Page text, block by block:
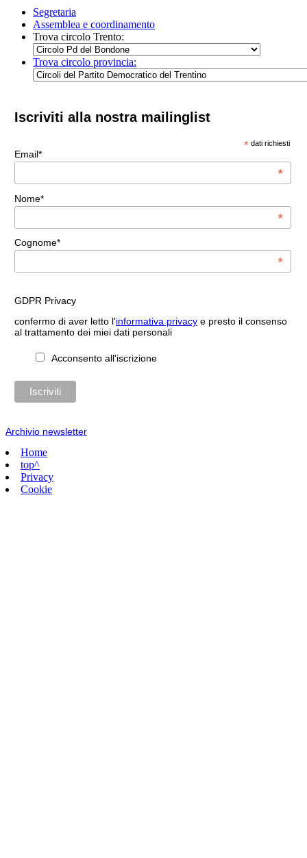
Segretaria
Assemblea e coordinamento
Trova circolo Trento:
Trova circolo provincia:
Iscriviti alla nostra mailinglist
* dati richiesti
Email*
*
Nome*
*
Cognome*
*
GDPR Privacy
confermo di aver letto l'informativa privacye presto il consenso
al trattamento dei miei dati personali
Acconsento all'iscrizione
Archivio newsletter
Home
top^
Privacy
Cookie